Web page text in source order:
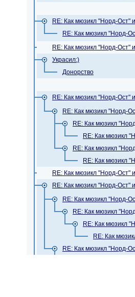
RE: Как мюзикл "Норд-Ост"
RE: Как мюзикл "Норд-
RE: Как мюзикл "Норд-Ост"
Украсил:)
Донорство
RE: Как мюзикл "Норд-Ост"
RE: Как мюзикл "Норд-
RE: Как мюзикл
RE: Как мюзикл
RE: Как мюзикл
RE: Как мюзикл
RE: Как мюзикл "Норд-Ост"
RE: Как мюзикл "Норд-Ост"
RE: Как мюзикл "Норд-
RE: Как мюзикл
RE: Как мюзикл
RE: Как
RE: Как мюзикл "Норд-